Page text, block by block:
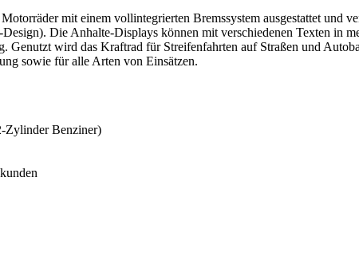
mit einem vollintegrierten Bremssystem ausgestattet und
Die Anhalte-Displays können mit verschiedenen Texten in
Genutzt wird das Kraftrad für Streifenfahrten auf Straßen und
sowie für alle Arten von Einsätzen.
Zylinder Benziner)